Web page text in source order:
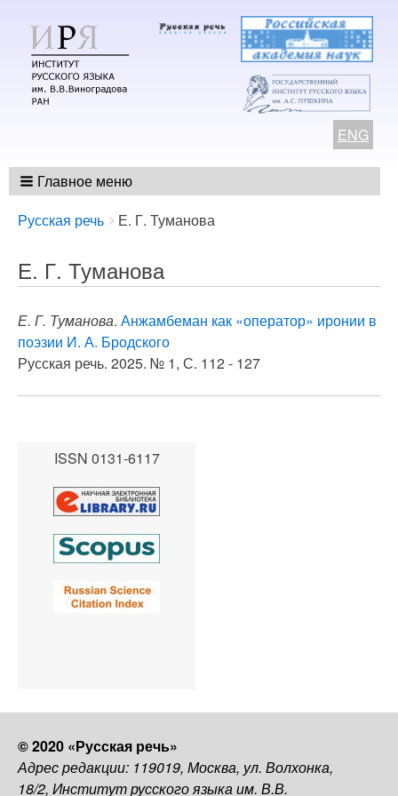
ENG
Главное меню
Breadcrumbs
You
here:
Русская речь Е. Г. Туманова
Е. Г. Туманова
Е. Г. Туманова. Анжамбеман как «оператор» иронии в
поэзии И. А. Бродского
Русская речь. 2025. № 1, С. 112 - 127
ISSN 0131-6117
© 2020 «Русская речь»
Адрес редакции: 119019, Москва, ул. Волхонка,
18/2, Институт русского языка им. В.В.